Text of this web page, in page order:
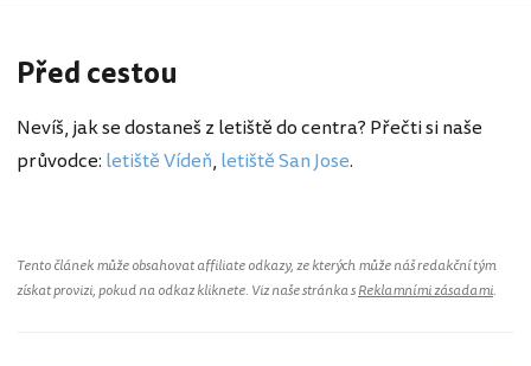
Před cestou
Nevíš, jak se dostaneš z letiště do centra? Přečti si naše
průvodce: letiště Vídeň, letiště San Jose.
Tento článek může obsahovat affiliate odkazy, ze kterých může náš redakční tým
získat provizi, pokud na odkaz kliknete. Viz naše stránka sReklamními zásadami.